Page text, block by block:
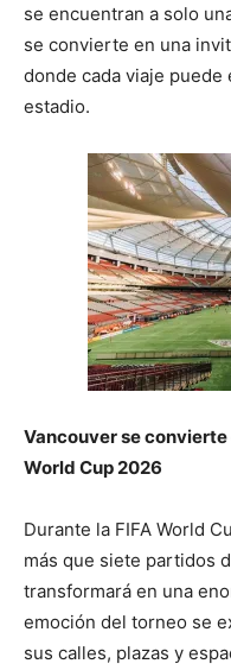
se encuentran a solo
se convierte en una
donde cada viaje puede
estadio.
Vancouver se convierte
World Cup 2026
Durante la FIFA World
más que siete partidos
transformará en una
emoción del torneo se
sus calles, plazas y